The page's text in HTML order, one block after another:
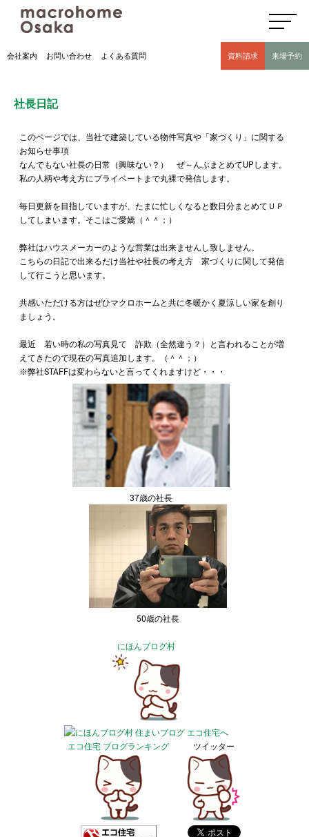
高気密高断熱住宅のマクロホーム大阪の社長日記(豊中市 モデルハウス有)
会社案内 お問い合わせ よくある質問 資料請求 来場予約
社長日記
このページでは、当社で建築している物件写真や「家づくり」に関する
お知らせ事項
なんでもない社長の日常（興味ない？） ぜ～んぶまとめてUPします。
私の人柄や考え方にプライベートまで丸裸で発信します。
毎日更新を目指していますが、たまに忙しくなると数日分まとめてＵＰ
してしまいます。そこはご愛嬌（＾＾；）
弊社はハウスメーカーのような営業は出来ませんし致しません。
こちらの日記で出来るだけ当社や社長の考え方 家づくりに関して発信
して行こうと思います。
共感いただける方はぜひマクロホームと共に冬暖かく夏涼しい家を創り
ましょう。
最近 若い時の私の写真見て 詐欺（全然違う？）と言われることが増
えてきたので現在の写真追加します。（＾＾；）
※弊社STAFFは変わらないと言ってくれますけど・・・
37歳の社長
50歳の社長
にほんブログ村
エコ住宅 ブログランキング ツイッター